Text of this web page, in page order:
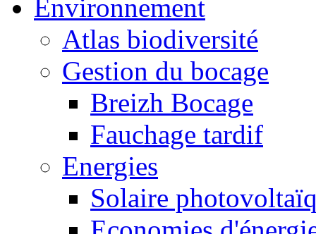
Environnement
Atlas biodiversité
Gestion du bocage
Breizh Bocage
Fauchage tardif
Energies
Solaire